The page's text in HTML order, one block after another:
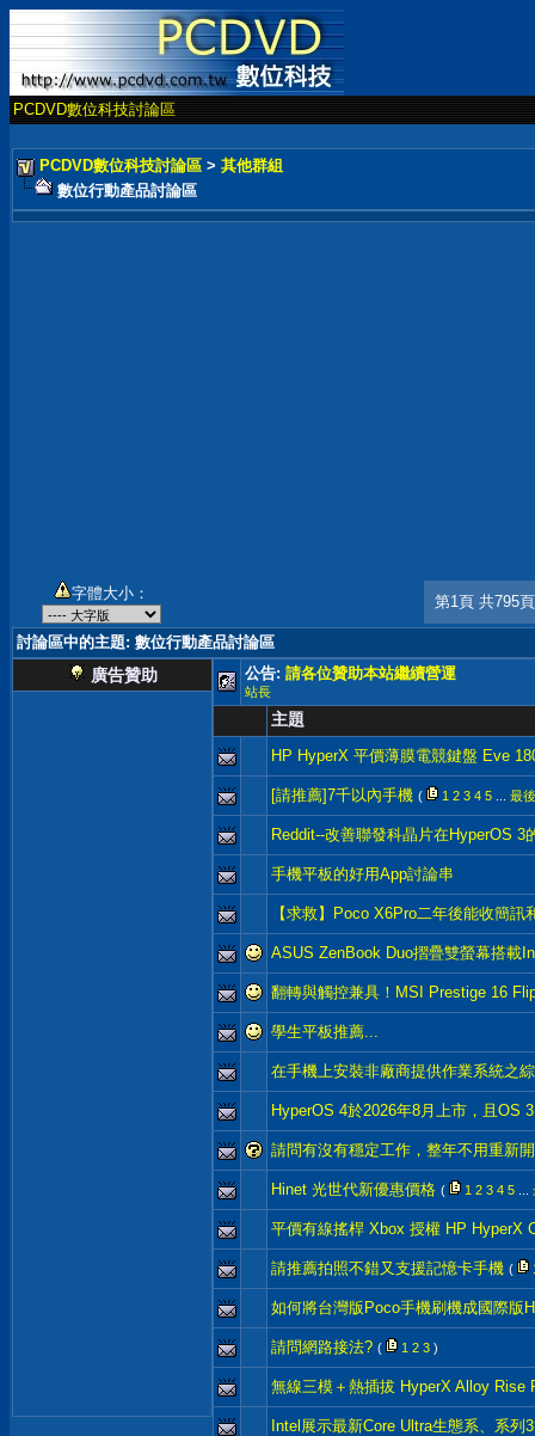
PCDVD數位科技討論區
PCDVD數位科技討論區 > 其他群組
數位行動產品討論區
字體大小： 第1頁 共795頁
討論區中的主題: 數位行動產品討論區
廣告贊助 公告: 請各位贊助本站繼續營運
站長
主題
HP HyperX 平價薄膜電競鍵盤 Eve
[請推薦]7千以內手機 ( 1 2 3 4 5 最
Reddit--改善聯發科晶片在HyperOS 3
手機平板的好用App討論串
【求救】Poco X6Pro二年後能收簡
ASUS ZenBook Duo摺疊雙螢幕搭載
翻轉與觸控兼具！MSI Prestige 16
學生平板推薦...
在手機上安裝非廠商提供作業系統之
HyperOS 4於2026年8月上市，且OS
請問有沒有穩定工作，整年不用重新
Hinet 光世代新優惠價格 ( 1 2 3 4 5
平價有線搖桿 Xbox 授權 HP HyperX
請推薦拍照不錯又支援記憶卡手機 (
如何將台灣版Poco手機刷機成國際版
請問網路接法? ( 1 2 3 )
無線三模＋熱插拔 HyperX Alloy Rise
Intel展示最新Core Ultra生態系、系